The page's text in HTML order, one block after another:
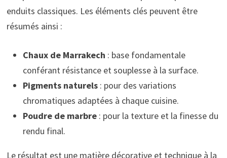
enduits classiques. Les éléments clés peuvent être
résumés ainsi :
Chaux de Marrakech : base fondamentale
conférant résistance et souplesse à la surface.
Pigments naturels: pour des variations
chromatiques adaptées à chaque cuisine.
Poudre de marbre: pour la texture et la finesse du
rendu final.
Le résultat est une matière décorative et technique à la